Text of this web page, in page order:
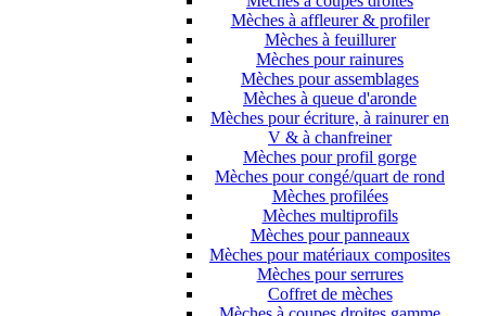
Mèches à affleurer & profiler
Mèches à feuillurer
Mèches pour rainures
Mèches pour assemblages
Mèches à queue d'aronde
Mèches pour écriture, à rainurer en
V & à chanfreiner
Mèches pour profil gorge
Mèches pour congé/quart de rond
Mèches profilées
Mèches multiprofils
Mèches pour panneaux
Mèches pour matériaux composites
Mèches pour serrures
Coffret de mèches